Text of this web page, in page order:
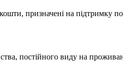
призначені на підтримку
постійного виду на